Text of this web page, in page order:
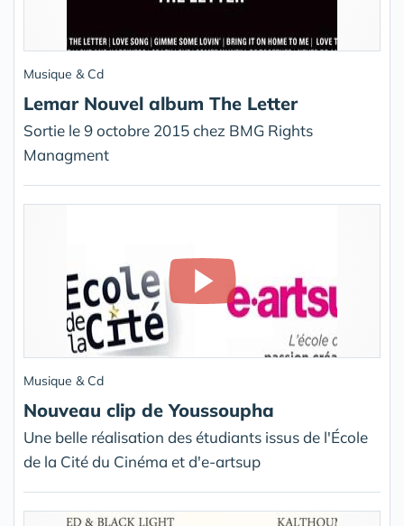
Musique & Cd
Lemar Nouvel album The Letter
Sortie le 9 octobre 2015 chez BMG Rights
Managment
Musique & Cd
Nouveau clip de Youssoupha
Une belle réalisation des étudiants issus de l'École
de la Cité du Cinéma et d'e-artsup